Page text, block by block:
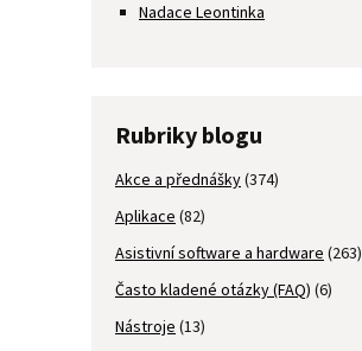
Nadace Leontinka
Rubriky blogu
Akce a přednášky(374)
Aplikace (82)
Asistivní software a hardware (263)
Často kladené otázky (FAQ) (6)
Nástroje (13)